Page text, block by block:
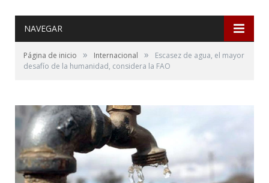
NAVEGAR
Página de inicio » Internacional »
Escasez de agua, el mayor
desafío de la humanidad, considera la FAO